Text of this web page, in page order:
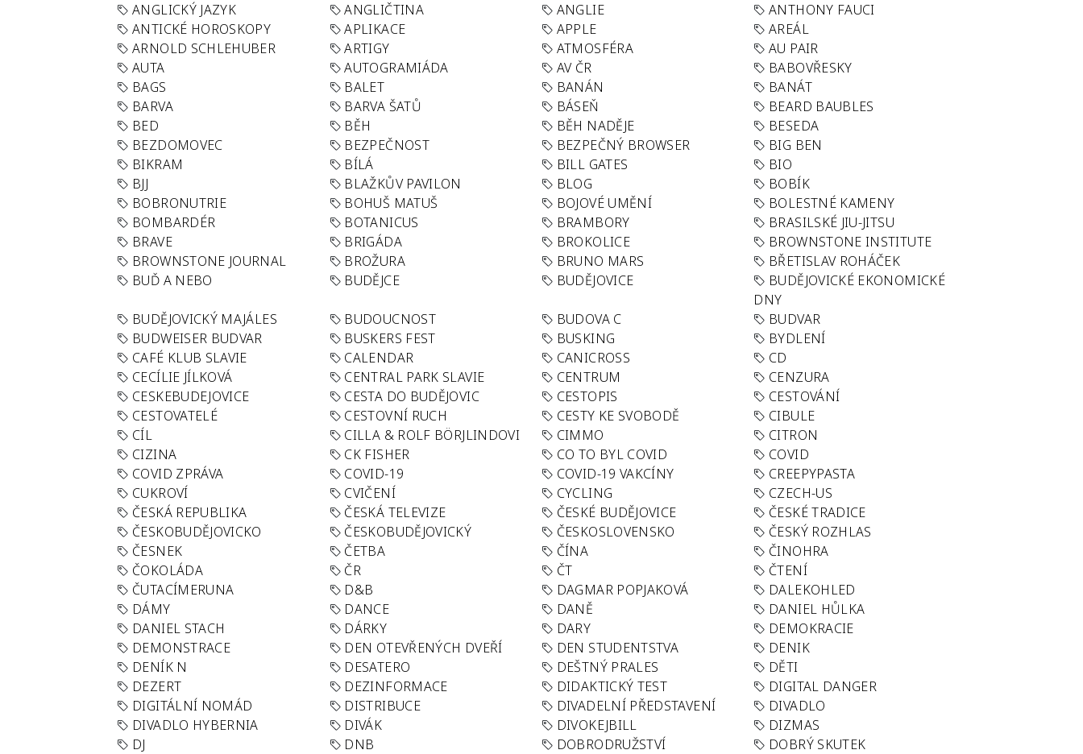
ANGLICKÝ JAZYK
ANGLIČTINA ANGLIE
ANTHONY FAUCI
ANTICKÉ HOROSKOPY
APLIKACE APPLE
AREÁL
ARNOLD SCHLEHUBER
ARTIGY ATMOSFÉRA
AU PAIR
AUTA
AUTOGRAMIÁDA AV ČR
BABOVŘESKY
BAGS
BALET BANÁN
BANÁT
BARVA
BARVA ŠATŮ BÁSEŇ
BEARD BAUBLES
BED
BĚH BĚH NADĚJE
BESEDA
BEZDOMOVEC
BEZPEČNOST BEZPEČNÝ BROWSER
BIG BEN
BIKRAM
BÍLÁ BILL GATES
BIO
BJJ
BLAŽKŮV PAVILON BLOG
BOBÍK
BOBRONUTRIE
BOHUŠ MATUŠ BOJOVÉ UMĚNÍ
BOLESTNÉ KAMENY
BOMBARDÉR
BOTANICUS BRAMBORY
BRASILSKÉ JIU-JITSU
BRAVE
BRIGÁDA BROKOLICE
BROWNSTONE INSTITUTE
BROWNSTONE JOURNAL
BROŽURA BRUNO MARS
BŘETISLAV ROHÁČEK
BUĎ A NEBO
BUDĚJCE BUDĚJOVICE
BUDĚJOVICKÉ EKONOMICKÉ
DNY
BUDĚJOVICKÝ MAJÁLES
BUDOUCNOST BUDOVA C
BUDVAR
BUDWEISER BUDVAR
BUSKERS FEST BUSKING
BYDLENÍ
CAFÉ KLUB SLAVIE
CALENDAR CANICROSS
CD
CECÍLIE JÍLKOVÁ
CENTRAL PARK SLAVIE CENTRUM
CENZURA
CESKEBUDEJOVICE
CESTA DO BUDĚJOVIC CESTOPIS
CESTOVÁNÍ
CESTOVATELÉ
CESTOVNÍ RUCH CESTY KE SVOBODĚ
CIBULE
CÍL
CILLA & ROLF BÖRJLINDOVI CIMMO
CITRON
CIZINA
CK FISHER CO TO BYL COVID
COVID
COVID ZPRÁVA
COVID-19 COVID-19 VAKCÍNY
CREEPYPASTA
CUKROVÍ
CVIČENÍ CYCLING
CZECH-US
ČESKÁ REPUBLIKA
ČESKÁ TELEVIZE ČESKÉ BUDĚJOVICE
ČESKÉ TRADICE
ČESKOBUDĚJOVICKO
ČESKOBUDĚJOVICKÝ ČESKOSLOVENSKO
ČESKÝ ROZHLAS
ČESNEK
ČETBA ČÍNA
ČINOHRA
ČOKOLÁDA
ČR ČT
ČTENÍ
ČUTACÍMERUNA
D&B DAGMAR POPJAKOVÁ
DALEKOHLED
DÁMY
DANCE DANĚ
DANIEL HŮLKA
DANIEL STACH
DÁRKY DARY
DEMOKRACIE
DEMONSTRACE
DEN OTEVŘENÝCH DVEŘÍ DEN STUDENTSTVA
DENIK
DENÍK N
DESATERO DEŠTNÝ PRALES
DĚTI
DEZERT
DEZINFORMACE DIDAKTICKÝ TEST
DIGITAL DANGER
DIGITÁLNÍ NOMÁD
DISTRIBUCE DIVADELNÍ PŘEDSTAVENÍ
DIVADLO
DIVADLO HYBERNIA
DIVÁK DIVOKEJBILL
DIZMAS
DJ
DNB DOBRODRUŽSTVÍ
DOBRÝ SKUTEK